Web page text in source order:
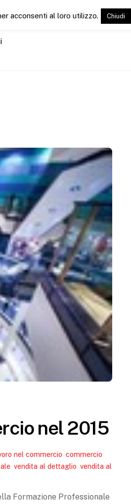
CTEducation CTGuide
nel 2015
nel commercio commercio
,vendita al dettaglio ,vendita al
Formazione Professionale
acconsenti al loro utilizzo. Chiudi